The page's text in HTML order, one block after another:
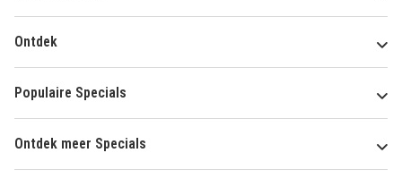
Ontdek
Populaire Specials
Ontdek meer Specials